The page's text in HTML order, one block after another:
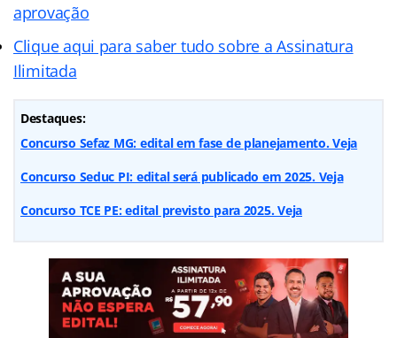
aprovação
Clique aqui para saber tudo sobre a Assinatura
Ilimitada
Destaques:
Concurso Sefaz MG: edital em fase de planejamento. Veja
Concurso Seduc PI: edital será publicado em 2025. Veja
Concurso TCE PE: edital previsto para 2025. Veja